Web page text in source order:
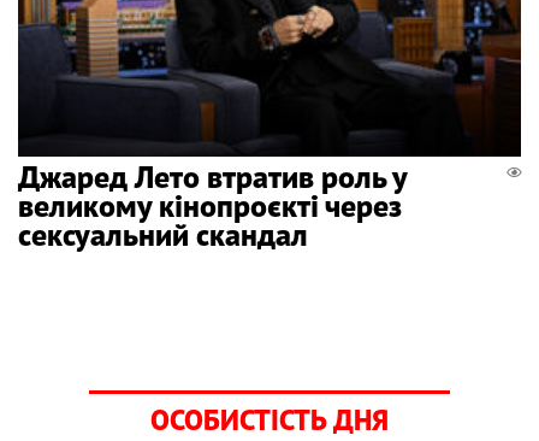
Джаред Лето втратив роль у
великому кінопроєкті через
сексуальний скандал
ОСОБИСТІСТЬ ДНЯ